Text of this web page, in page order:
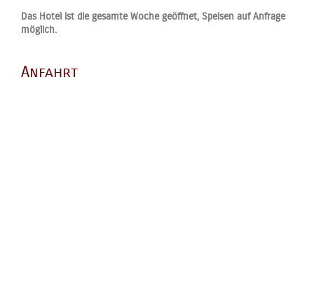
Das Hotel ist die gesamte Woche geöffnet, Speisen auf Anfrage
möglich.
Anfahrt